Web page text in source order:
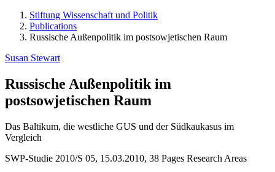
Stiftung Wissenschaft und Politik
Publications
Russische Außenpolitik im postsowjetischen Raum
Susan Stewart
Russische Außenpolitik im
postsowjetischen Raum
Das Baltikum, die westliche GUS und der Südkaukasus im
Vergleich
SWP-Studie 2010/S 05, 15.03.2010, 38 Pages Research Areas